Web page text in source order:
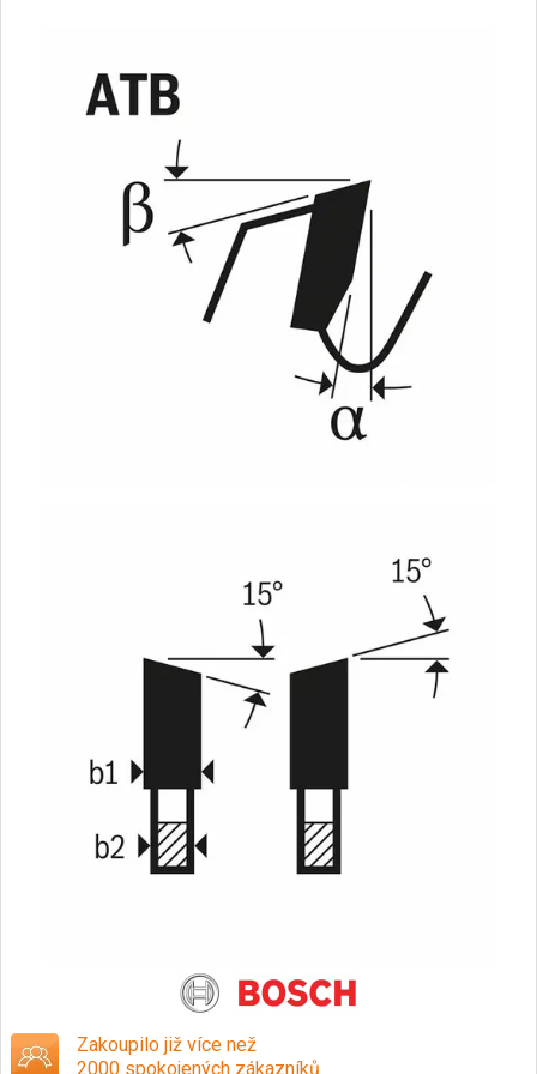
Zakoupilo již více než
2000 spokojených zákazníků